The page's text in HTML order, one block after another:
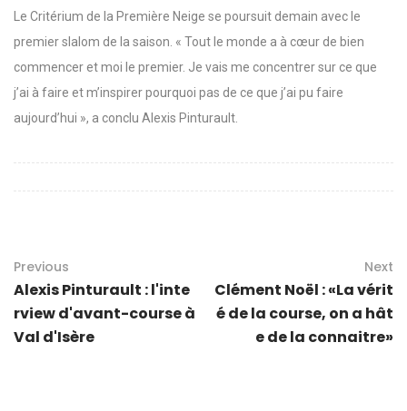
Le Critérium de la Première Neige se poursuit demain avec le
premier slalom de la saison. « Tout le monde a à cœur de bien
commencer et moi le premier. Je vais me concentrer sur ce que
j’ai à faire et m’inspirer pourquoi pas de ce que j’ai pu faire
aujourd’hui », a conclu Alexis Pinturault.
Previous
Alexis Pinturault : l'inte
rview d'avant-course à
Val d'Isère
Next
Clément Noël : «La vérit
é de la course, on a hât
e de la connaitre»